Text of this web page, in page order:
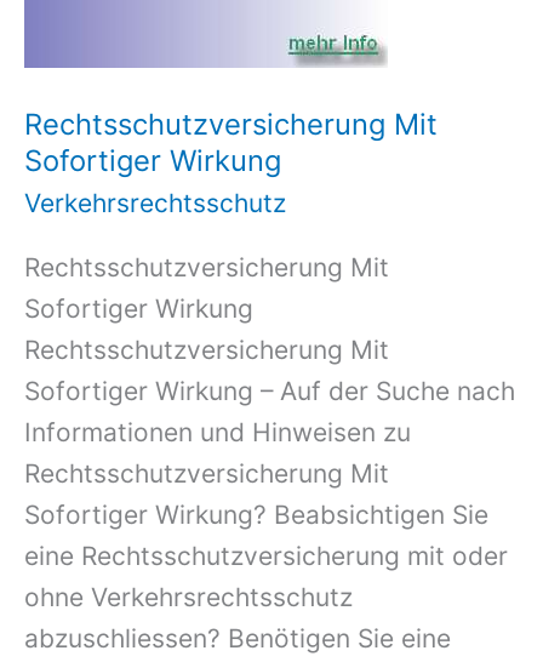
Rechtsschutzversicherung Mit
Sofortiger Wirkung
Verkehrsrechtsschutz
Rechtsschutzversicherung Mit
Sofortiger Wirkung
Rechtsschutzversicherung Mit
Sofortiger Wirkung – Auf der Suche nach
Informationen und Hinweisen zu
Rechtsschutzversicherung Mit
Sofortiger Wirkung? Beabsichtigen Sie
eine Rechtsschutzversicherung mit oder
ohne Verkehrsrechtsschutz
abzuschliessen? Benötigen Sie eine